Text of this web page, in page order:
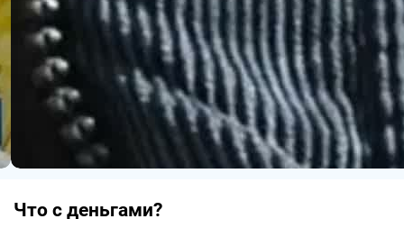
Что с деньгами?